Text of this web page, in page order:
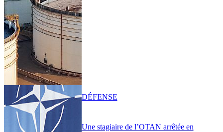
Une stagiaire de l’OTAN arrêtée en
DÉFENSE